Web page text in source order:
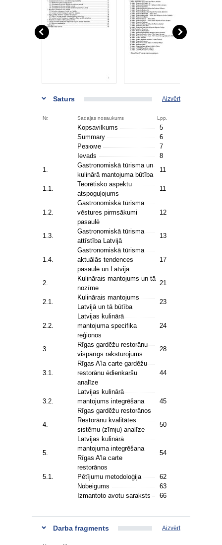
Saturs Aizvērt
Nr. Sadaļas nosaukums Lpp.
Kopsavilkums
5
Summary
6
Pезюме
7
Ievads
8
1.
Gastronomiskā tūrisma un
kulinārā mantojuma būtība
11
1.1.
Teorētisko aspektu
atspoguļojums
11
1.2.
Gastronomiskā tūrisma
vēstures pirmsākumi
pasaulē
12
1.3.
Gastronomiskā tūrisma
attīstība Latvijā
13
1.4.
Gastronomiskā tūrisma
aktuālās tendences
pasaulē un Latvijā
17
2.
Kulinārais mantojums un tā
nozīme
21
2.1.
Kulinārais mantojums
Latvijā un tā būtība
23
2.2.
Latvijas kulinārā
mantojuma specifika
reģionos
24
3.
Rīgas gardēžu restorānu
vispārīgs raksturojums
28
3.1.
Rīgas A’la carte gardēžu
restorānu ēdienkaršu
analīze
44
3.2.
Latvijas kulinārā
mantojums integrēšana
Rīgas gardēžu restorānos
45
4.
Restorānu kvalitātes
sistēmu (zīmju) analīze
50
5.
Latvijas kulinārā
mantojuma integrēšana
Rīgas A’la carte
restorānos
54
5.1. Pētījumu metodoloģija
62
Nobeigums
63
Izmantoto avotu saraksts
66
Darba fragments Aizvērt